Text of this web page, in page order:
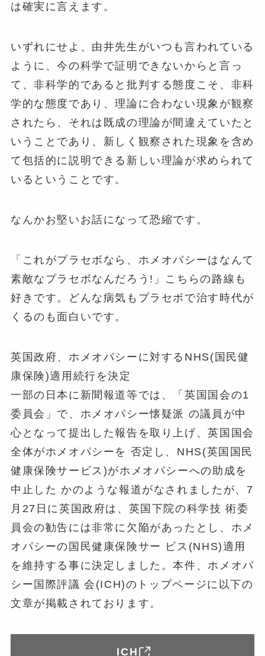
は確実に言えます。
いずれにせよ、由井先生がいつも言われている
ように、今の科学で証明できないからと言っ
て、非科学的であると批判する態度こそ、非科
学的な態度であり、理論に合わない現象が観察
されたら、それは既成の理論が間違えていたと
いうことであり、新しく観察された現象を含め
て包括的に説明できる新しい理論が求められて
いるということです。
なんかお堅いお話になって恐縮です。
「これがプラセボなら、ホメオパシーはなんて
素敵なプラセボなんだろう!」こちらの路線も
好きです。どんな病気もプラセボで治す時代が
くるのも面白いです。
英国政府、ホメオパシーに対するNHS(国民健
康保険)適用続行を決定
一部の日本に新聞報道等では、「英国国会の1
委員会」で、ホメオパシー懐疑派 の議員が中
心となって提出した報告を取り上げ、英国国会
全体がホメオパシーを 否定し、NHS(英国国民
健康保険サービス)がホメオパシーへの助成を
中止した かのような報道がなされましたが、7
月27日に英国政府は、英国下院の科学技 術委
員会の勧告には非常に欠陥があったとし、ホメ
オパシーの国民健康保険サー ビス(NHS)適用
を維持する事に決定しました。本件、ホメオパ
シー国際評議 会(ICH)のトップページに以下の
文章が掲載されております。
ICH